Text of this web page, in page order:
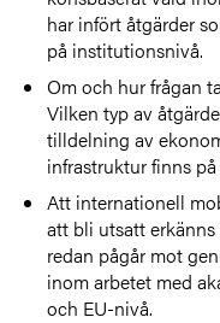
har infört åtgärder
på institutionsnivå.
Om och hur frågan
Vilken typ av
tilldelning av
infrastruktur finns
Att internationell
att bli utsatt
redan pågår mot
inom arbetet med
och EU-nivå.